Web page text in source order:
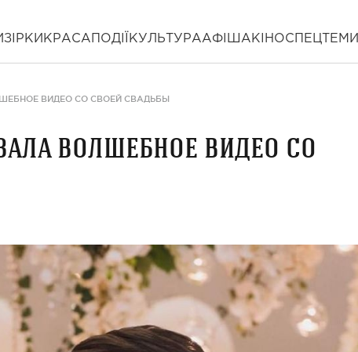
ЗІРКИ КРАСА ПОДІЇ КУЛЬТУРААФІША КІНОСПЕЦТЕМИ
ВИДЕО СО СВОЕЙ СВАДЬБЫ
волшебное видео со